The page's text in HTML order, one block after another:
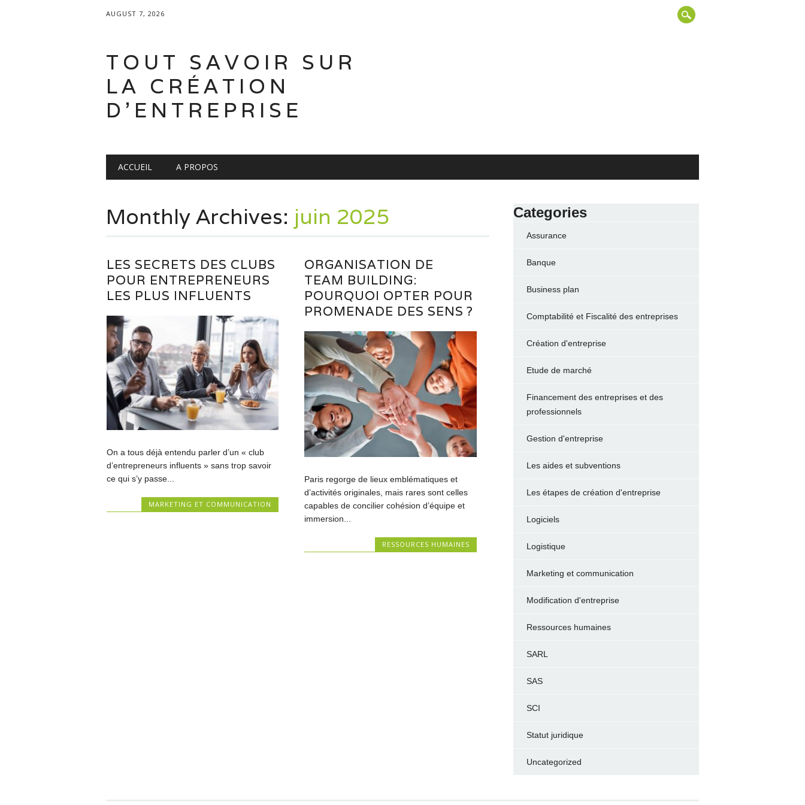
AUGUST 7, 2026
TOUT SAVOIR SUR
LA CRÉATION
D'ENTREPRISE
Main menu
ACCUEIL A PROPOS
Monthly Archives: juin 2025
LES SECRETS DES CLUBS
POUR ENTREPRENEURS
LES PLUS INFLUENTS
On a tous déjà entendu parler d’un « club
d’entrepreneurs influents » sans trop savoir
ce qui s’y passe...
MARKETING ET COMMUNICATION
ORGANISATION DE
TEAM BUILDING:
POURQUOI OPTER POUR
PROMENADE DES SENS ?
Paris regorge de lieux emblématiques et
d’activités originales, mais rares sont celles
capables de concilier cohésion d’équipe et
immersion...
RESSOURCES HUMAINES
Categories
Assurance
Banque
Business plan
Comptabilité et Fiscalité des entreprises
Création d'entreprise
Etude de marché
Financement des entreprises et des
professionnels
Gestion d'entreprise
Les aides et subventions
Les étapes de création d'entreprise
Logiciels
Logistique
Marketing et communication
Modification d'entreprise
Ressources humaines
SARL
SAS
SCI
Statut juridique
Uncategorized